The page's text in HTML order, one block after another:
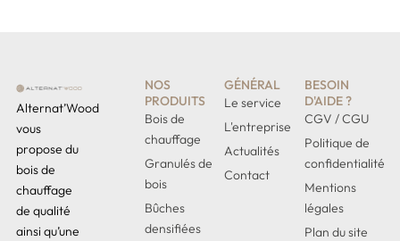
Alternat’Wood
vous
propose du
bois de
chauffage
de qualité
ainsi qu’une
NOS
PRODUITS
Bois de
chauffage
Granulés de
bois
Bûches
densifiées
GÉNÉRAL
Le service
L'entreprise
Actualités
Contact
BESOIN
D'AIDE ?
CGV / CGU
Politique de
confidentialité
Mentions
légales
Plan du site